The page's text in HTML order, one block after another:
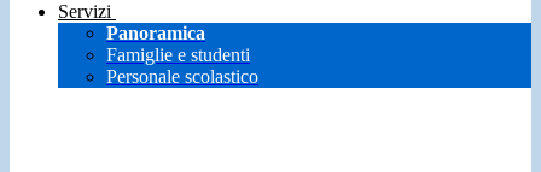
Servizi
Panoramica
Famiglie e studenti
Personale scolastico